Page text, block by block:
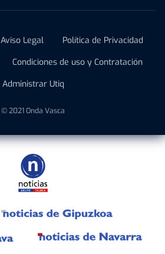
Aviso Legal
Política de Privacidad
Condiciones de uso y Contratación
Administrar Utiq
© 2021 Onda Vasca